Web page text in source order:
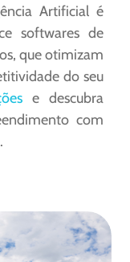
Artificial é
softwares de
que otimizam
do seu
e descubra
com